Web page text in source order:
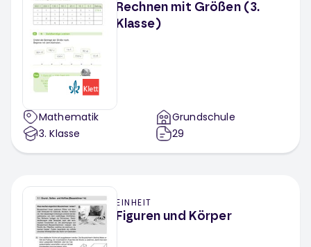
Rechnen mit Größen (3.
Klasse)
Mathematik
3. Klasse
Grundschule
29
EINHEIT
Figuren und Körper